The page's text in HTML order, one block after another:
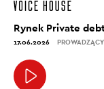
Rynek Private
17.06.2026